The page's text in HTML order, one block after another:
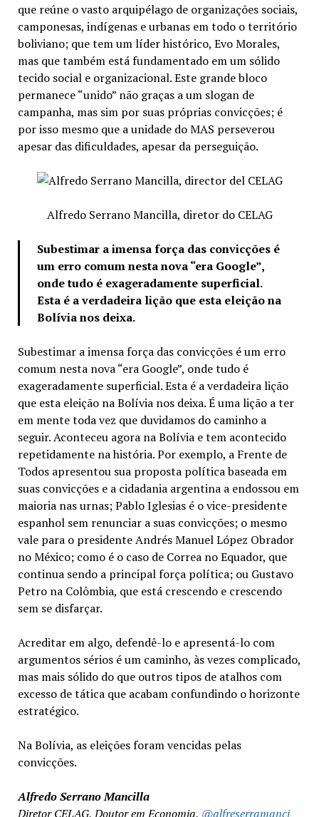
que reúne o vasto arquipélago de organizações sociais,
camponesas, indígenas e urbanas em todo o território
boliviano; que tem um líder histórico, Evo Morales,
mas que também está fundamentado em um sólido
tecido social e organizacional. Este grande bloco
permanece “unido” não graças a um slogan de
campanha, mas sim por suas próprias convicções; é
por isso mesmo que a unidade do MAS perseverou
apesar das dificuldades, apesar da perseguição.
Alfredo Serrano Mancilla, diretor do CELAG
Subestimar a imensa força das convicções é
um erro comum nesta nova “era Google”,
onde tudo é exageradamente superficial.
Esta é a verdadeira lição que esta eleição na
Bolívia nos deixa.
Subestimar a imensa força das convicções é um erro
comum nesta nova “era Google”, onde tudo é
exageradamente superficial. Esta é a verdadeira lição
que esta eleição na Bolívia nos deixa. É uma lição a ter
em mente toda vez que duvidamos do caminho a
seguir. Aconteceu agora na Bolívia e tem acontecido
repetidamente na história. Por exemplo, a Frente de
Todos apresentou sua proposta política baseada em
suas convicções e a cidadania argentina a endossou em
maioria nas urnas; Pablo Iglesias é o vice-presidente
espanhol sem renunciar a suas convicções; o mesmo
vale para o presidente Andrés Manuel López Obrador
no México; como é o caso de Correa no Equador, que
continua sendo a principal força política; ou Gustavo
Petro na Colômbia, que está crescendo e crescendo
sem se disfarçar.
Acreditar em algo, defendê-lo e apresentá-lo com
argumentos sérios é um caminho, às vezes complicado,
mas mais sólido do que outros tipos de atalhos com
excesso de tática que acabam confundindo o horizonte
estratégico.
Na Bolívia, as eleições foram vencidas pelas
convicções.
Alfredo Serrano Mancilla
Diretor CELAG, Doutor em Economia, @alfreserramanci